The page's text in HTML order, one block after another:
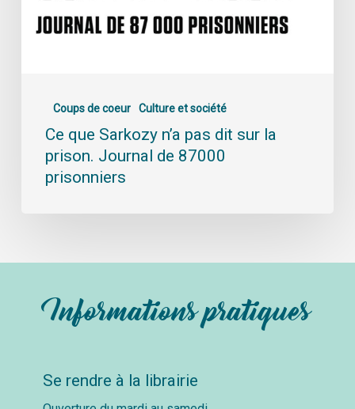
Coups de coeur Culture et société
Ce que Sarkozy n’a pas dit sur la
prison. Journal de 87000
prisonniers
Informations pratiques
Se rendre à la librairie